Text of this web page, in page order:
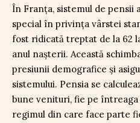
În Franța, sistemul de
special în privința vârstei
fost ridicată treptat de la 62
anul nașterii. Această
presiunii demografice și
sistemului. Pensia se
bune venituri, fie pe
regimul din care face parte